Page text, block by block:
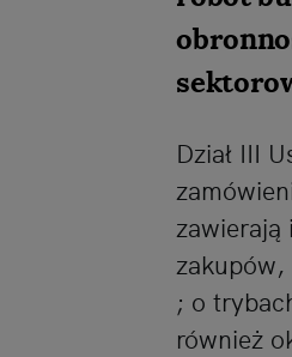
Dział III
; o
również